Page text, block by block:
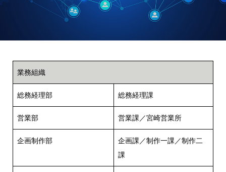
業務組織
総務経理部 総務経理課
営業部 営業課／宮崎営業所
企画制作部
企画課／制作一課／制作二
課